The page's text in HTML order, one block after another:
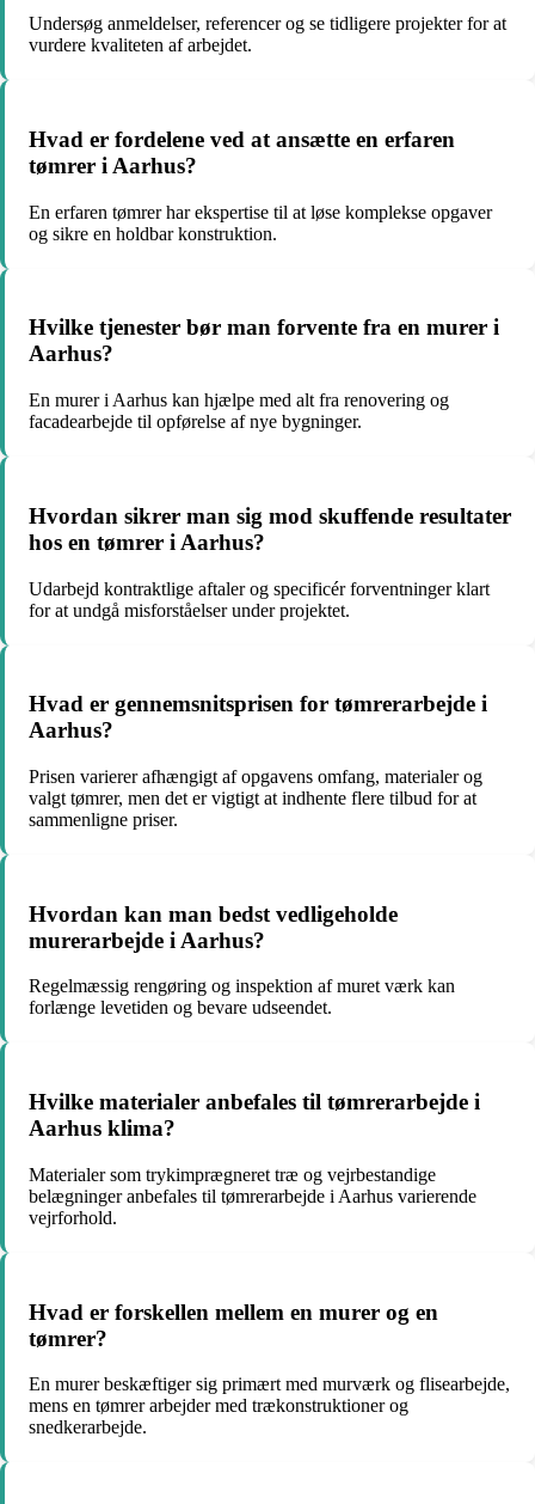
Undersøg anmeldelser, referencer og se tidligere projekter for at
vurdere kvaliteten af arbejdet.
Hvad er fordelene ved at ansætte en erfaren
tømrer i Aarhus?
En erfaren tømrer har ekspertise til at løse komplekse opgaver
og sikre en holdbar konstruktion.
Hvilke tjenester bør man forvente fra en murer i
Aarhus?
En murer i Aarhus kan hjælpe med alt fra renovering og
facadearbejde til opførelse af nye bygninger.
Hvordan sikrer man sig mod skuffende resultater
hos en tømrer i Aarhus?
Udarbejd kontraktlige aftaler og specificér forventninger klart
for at undgå misforståelser under projektet.
Hvad er gennemsnitsprisen for tømrerarbejde i
Aarhus?
Prisen varierer afhængigt af opgavens omfang, materialer og
valgt tømrer, men det er vigtigt at indhente flere tilbud for at
sammenligne priser.
Hvordan kan man bedst vedligeholde
murerarbejde i Aarhus?
Regelmæssig rengøring og inspektion af muret værk kan
forlænge levetiden og bevare udseendet.
Hvilke materialer anbefales til tømrerarbejde i
Aarhus klima?
Materialer som trykimprægneret træ og vejrbestandige
belægninger anbefales til tømrerarbejde i Aarhus varierende
vejrforhold.
Hvad er forskellen mellem en murer og en
tømrer?
En murer beskæftiger sig primært med murværk og flisearbejde,
mens en tømrer arbejder med trækonstruktioner og
snedkerarbejde.